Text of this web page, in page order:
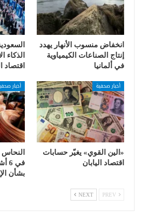
انخفاض منسوب الأنهار يهدد
إنتاج الصناعات الكيمياوية
في ألمانيا
الذكاء
اقتصاد
أخبار صحفية
«الين القوي» يغيّر حسابات
اقتصاد اليابان
أخبار
بشأن
NEXT